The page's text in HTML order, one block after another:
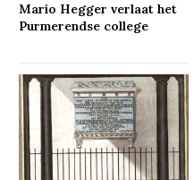
Mario Hegger verlaat het
Purmerendse college